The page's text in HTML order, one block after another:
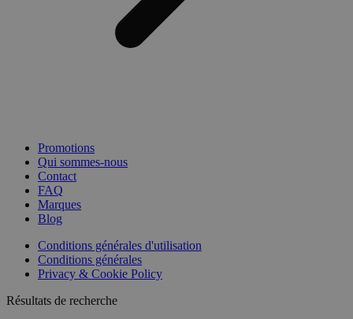
Promotions
Qui sommes-nous
Contact
FAQ
Marques
Blog
Conditions générales d'utilisation
Conditions générales
Privacy & Cookie Policy
Résultats de recherche